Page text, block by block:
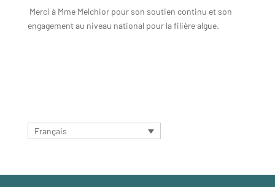
Merci à Mme Melchior pour son soutien continu et son
engagement au niveau national pour la filière algue.
Français